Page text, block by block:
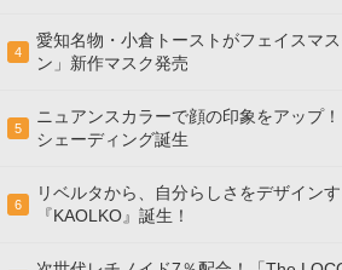
4
愛知名物・小倉トーストがフェイスマ
ン」新作マスク発売
5
ニュアンスカラーで顔の印象をアップ
シェーディング誕生
6
リベルタから、自分らしさをデザイン
『KAOLKO』誕生！